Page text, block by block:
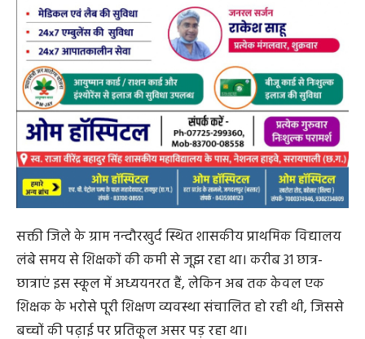
सक्ती जिले के ग्राम नन्दौरखुर्द स्थित शासकीय प्राथमिक विद्यालय
लंबे समय से शिक्षकों की कमी से जूझ रहा था। करीब 31 छात्र-
छात्राएं इस स्कूल में अध्ययनरत हैं, लेकिन अब तक केवल एक
शिक्षक के भरोसे पूरी शिक्षण व्यवस्था संचालित हो रही थी, जिससे
बच्चों की पढ़ाई पर प्रतिकूल असर पड़ रहा था।